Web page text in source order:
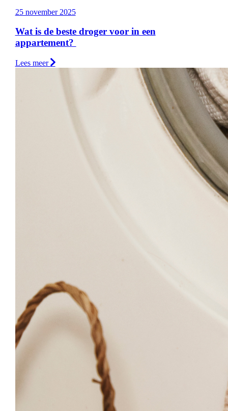
25 november 2025
Wat is de beste droger voor in een
appartement?
Lees meer